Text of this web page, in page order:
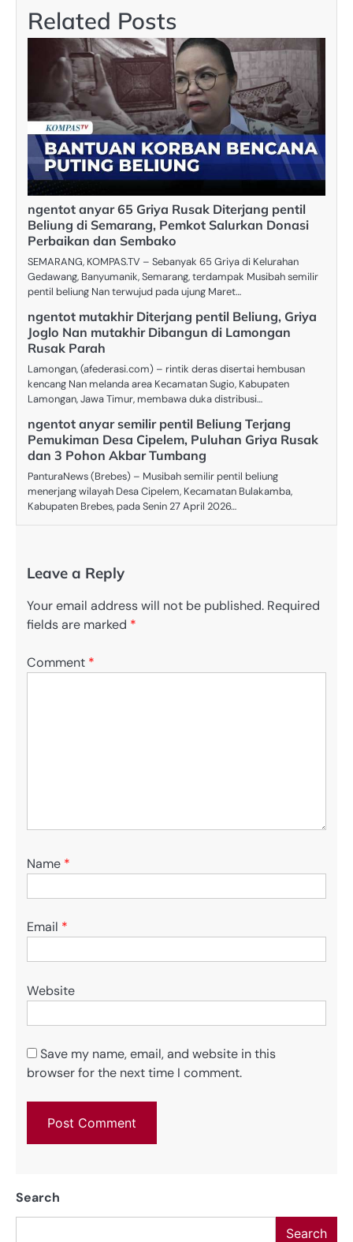
Related Posts
ngentot anyar 65 Griya Rusak Diterjang pentil
Beliung di Semarang, Pemkot Salurkan Donasi
Perbaikan dan Sembako
SEMARANG, KOMPAS.TV – Sebanyak 65 Griya di Kelurahan
Gedawang, Banyumanik, Semarang, terdampak Musibah semilir
pentil beliung Nan terwujud pada ujung Maret…
ngentot mutakhir Diterjang pentil Beliung, Griya
Joglo Nan mutakhir Dibangun di Lamongan
Rusak Parah
Lamongan, (afederasi.com) – rintik deras disertai hembusan
kencang Nan melanda area Kecamatan Sugio, Kabupaten
Lamongan, Jawa Timur, membawa duka distribusi…
ngentot anyar semilir pentil Beliung Terjang
Pemukiman Desa Cipelem, Puluhan Griya Rusak
dan 3 Pohon Akbar Tumbang
PanturaNews (Brebes) – Musibah semilir pentil beliung
menerjang wilayah Desa Cipelem, Kecamatan Bulakamba,
Kabupaten Brebes, pada Senin 27 April 2026…
Leave a Reply
Your email address will not be published. Required
fields are marked *
Comment *
Name *
Email *
Website
Save my name, email, and website in this
browser for the next time I comment.
Search
Search